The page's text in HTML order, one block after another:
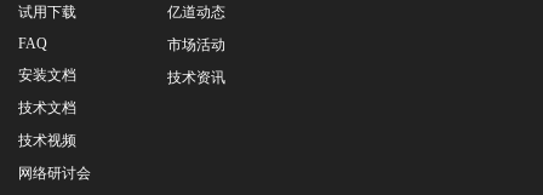
试用下载
FAQ
安装文档
技术文档
技术视频
网络研讨会
亿道动态
市场活动
技术资讯